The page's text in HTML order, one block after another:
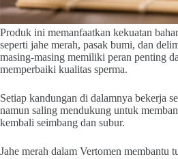
Produk ini memanfaatkan kekuatan
seperti jahe merah, pasak bumi, dan
masing-masing memiliki peran penting
memperbaiki kualitas sperma.
Setiap kandungan di dalamnya bekerja
namun saling mendukung untuk
kembali seimbang dan subur.
Jahe merah dalam Vertomen membantu